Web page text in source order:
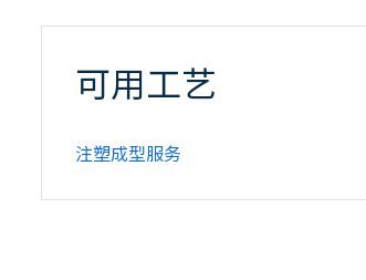
可用工艺
注塑成型服务